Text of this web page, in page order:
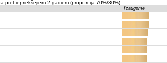
pret iepriekšējiem 2 gadiem (proporcija 70%/30%)
Izaugsme